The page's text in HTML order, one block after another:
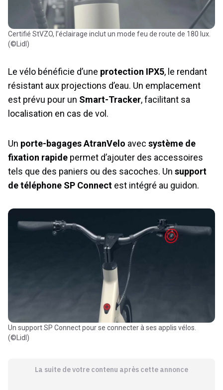
Certifié StVZO, l’éclairage inclut un mode feu de route de 180 lux.
(©Lidl)
Le vélo bénéficie d’une protection IPX5, le rendant
résistant aux projections d’eau. Un emplacement
est prévu pour un Smart-Tracker, facilitant sa
localisation en cas de vol.
Un porte-bagages AtranVelo avec système de
fixation rapide permet d’ajouter des accessoires
tels que des paniers ou des sacoches. Un support
de téléphone SP Connect est intégré au guidon.
Un support SP Connect pour se connecter à ses applis vélos.
(©Lidl)
La suite de votre contenu après cette annonce